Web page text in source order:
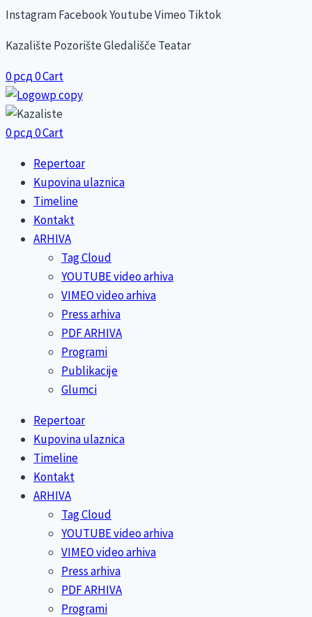
Skip
content
InstagramFacebookYoutubeVimeo Tiktok
Kazalište Pozorište Gledališče Teatar
0рсд0Cart
0рсд0Cart
Repertoar
Kupovina ulaznica
Timeline
Kontakt
ARHIVA
Tag Cloud
YOUTUBE video arhiva
VIMEO video arhiva
Press arhiva
PDF ARHIVA
Programi
Publikacije
Glumci
Repertoar
Kupovina ulaznica
Timeline
Kontakt
ARHIVA
Tag Cloud
YOUTUBE video arhiva
VIMEO video arhiva
Press arhiva
PDF ARHIVA
Programi